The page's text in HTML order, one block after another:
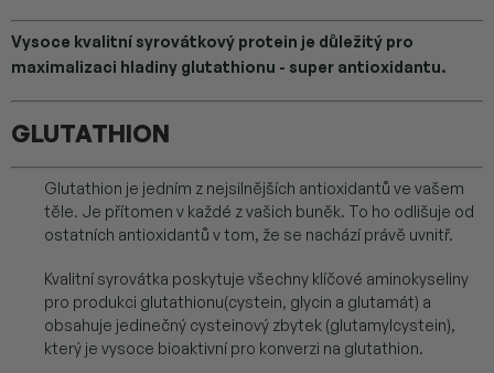
Vysoce kvalitní syrovátkový protein je důležitý pro
maximalizaci hladiny glutathionu - super antioxidantu.
GLUTATHION
Glutathion je jedním z nejsilnějších antioxidantů ve vašem
těle. Je přítomen v každé z vašich buněk. To ho odlišuje od
ostatních antioxidantů v tom, že se nachází právě uvnitř.
Kvalitní syrovátka poskytuje všechny klíčové aminokyseliny
pro produkci glutathionu(cystein, glycin a glutamát) a
obsahuje jedinečný cysteinový zbytek (glutamylcystein),
který je vysoce bioaktivní pro konverzi na glutathion.